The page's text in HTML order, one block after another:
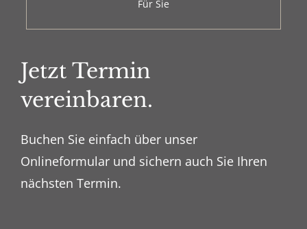
Für Sie
Jetzt Termin
vereinbaren.
Buchen Sie einfach über unser
Onlineformular und sichern auch Sie Ihren
nächsten Termin.